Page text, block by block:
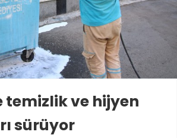
temizlik ve hijyen
sürüyor